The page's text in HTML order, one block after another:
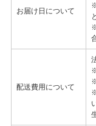
お届け日について
配送費用について